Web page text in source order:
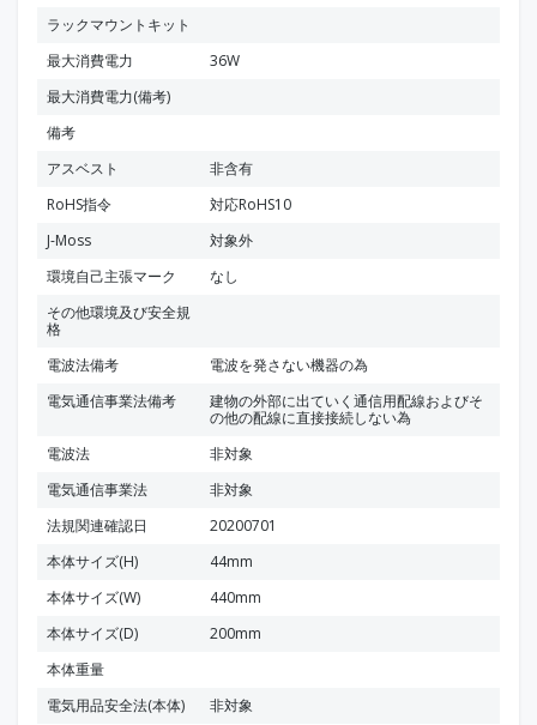
ラックマウントキット
最大消費電力
36W
最大消費電力(備考)
備考
アスベスト
非含有
RoHS指令
対応RoHS10
J-Moss
対象外
環境自己主張マーク
なし
その他環境及び安全規
格
電波法備考
電波を発さない機器の為
電気通信事業法備考
建物の外部に出ていく通信用配線およびそ
の他の配線に直接接続しない為
電波法
非対象
電気通信事業法
非対象
法規関連確認日
20200701
本体サイズ(H)
44mm
本体サイズ(W)
440mm
本体サイズ(D)
200mm
本体重量
電気用品安全法(本体)
非対象